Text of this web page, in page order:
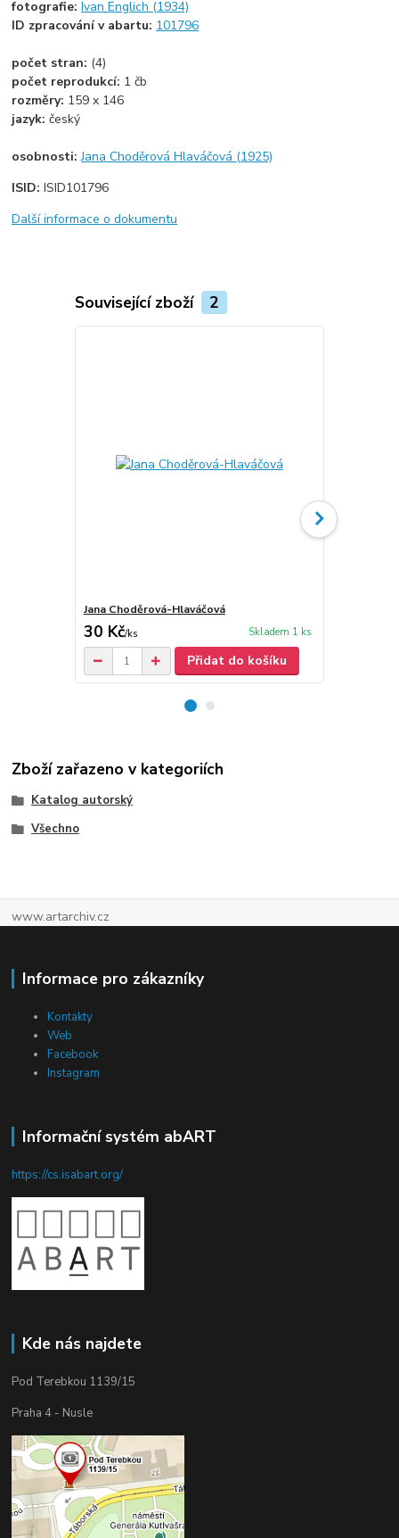
fotografie:Ivan Englich (1934)
ID zpracování v abartu: 101796
počet stran: (4)
počet reprodukcí: 1 čb
rozměry: 159 x 146
jazyk:český
osobnosti:Jana Choděrová Hlaváčová (1925)
ISID:ISID101796
Další informace o dokumentu
Související zboží 2
Jana Choděrová-Hlaváčová
30 Kč/ks Skladem 1 ks
Přidat do košíku
Zboží zařazeno v kategoriích
Katalog autorský
Všechno
www.artarchiv.cz
Informace pro zákazníky
Kontakty
Web
Facebook
Instagram
Informační systém abART
https://cs.isabart.org/
Kde nás najdete
Pod Terebkou 1139/15
Praha 4 - Nusle